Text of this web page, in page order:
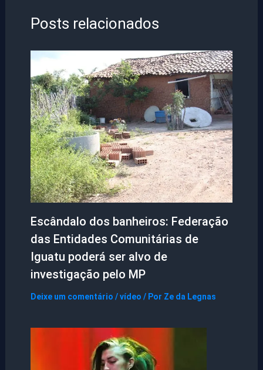
Posts relacionados
Escândalo dos banheiros: Federação
das Entidades Comunitárias de
Iguatu poderá ser alvo de
investigação pelo MP
Deixe um comentário /vídeo / Por Ze da Legnas